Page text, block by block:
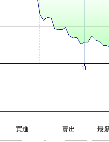
18
買進 賣出 最